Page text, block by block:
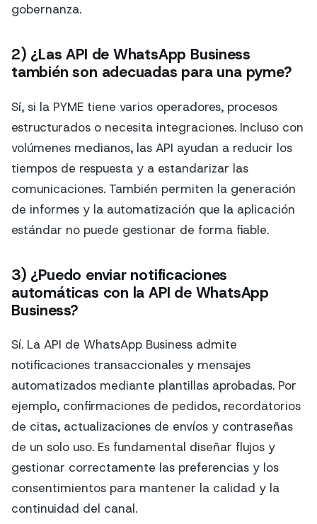
gobernanza.
2) ¿Las API de WhatsApp Business
también son adecuadas para una pyme?
Sí, si la PYME tiene varios operadores, procesos
estructurados o necesita integraciones. Incluso con
volúmenes medianos, las API ayudan a reducir los
tiempos de respuesta y a estandarizar las
comunicaciones. También permiten la generación
de informes y la automatización que la aplicación
estándar no puede gestionar de forma fiable.
3) ¿Puedo enviar notificaciones
automáticas con la API de WhatsApp
Business?
Sí. La API de WhatsApp Business admite
notificaciones transaccionales y mensajes
automatizados mediante plantillas aprobadas. Por
ejemplo, confirmaciones de pedidos, recordatorios
de citas, actualizaciones de envíos y contraseñas
de un solo uso. Es fundamental diseñar flujos y
gestionar correctamente las preferencias y los
consentimientos para mantener la calidad y la
continuidad del canal.